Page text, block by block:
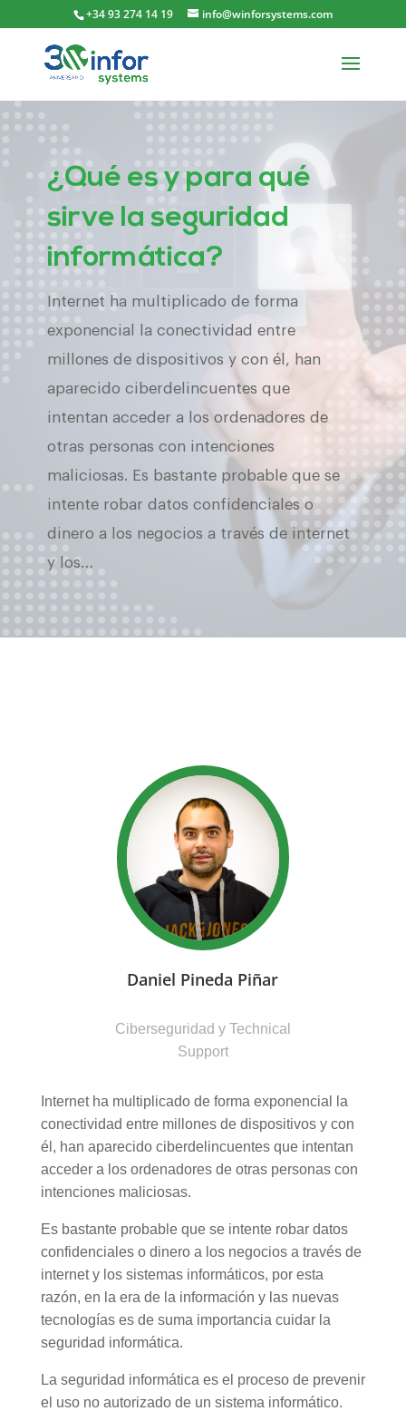
+34 93 274 14 19 info@winforsystems.com
¿Qué es y para qué
sirve la seguridad
informática?
Internet ha multiplicado de forma
exponencial la conectividad entre
millones de dispositivos y con él, han
aparecido ciberdelincuentes que
intentan acceder a los ordenadores de
otras personas con intenciones
maliciosas. Es bastante probable que se
intente robar datos confidenciales o
dinero a los negocios a través de internet
y los…
Daniel Pineda Piñar
Ciberseguridad y Technical
Support
Internet ha multiplicado de forma exponencial la
conectividad entre millones de dispositivos y con
él, han aparecido ciberdelincuentes que intentan
acceder a los ordenadores de otras personas con
intenciones maliciosas.
Es bastante probable que se intente robar datos
confidenciales o dinero a los negocios a través de
internet y los sistemas informáticos, por esta
razón, en la era de la información y las nuevas
tecnologías es de suma importancia cuidar la
seguridad informática.
La seguridad informática es el proceso de prevenir
el uso no autorizado de un sistema informático.